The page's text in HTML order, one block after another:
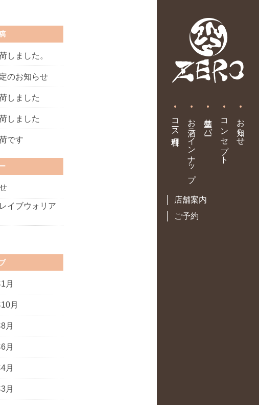
•
お知らせ
•
コンセプト
•
生酒サーバー
•
お酒ラインナップ
•
コース料理
店舗案内
ご予約
しました。
のお知らせ
しました
しました
です
イブウォリア
月
月
月
月
月
月